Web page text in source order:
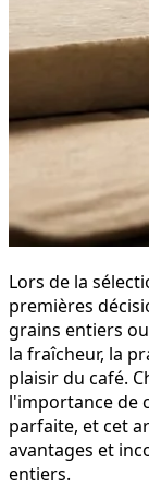
Lors de la
premières
grains entiers
la fraîcheur, la
plaisir du café.
l'importance de
parfaite, et cet
avantages et
entiers.